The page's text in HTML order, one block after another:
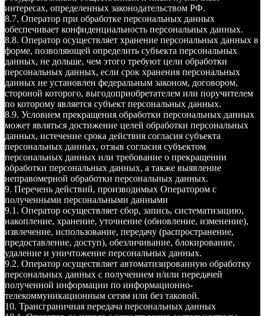
интересах, определенных законодательством РФ.
8.7. Оператор при обработке персональных данных
обеспечивает конфиденциальность персональных данных.
8.8. Оператор осуществляет хранение персональных данных в
форме, позволяющей определить субъекта персональных
данных, не дольше, чем этого требуют цели обработки
персональных данных, если срок хранения персональных
данных не установлен федеральным законом, договором,
стороной которого, выгодоприобретателем или поручителем
по которому является субъект персональных данных.
8.9. Условием прекращения обработки персональных данных
может являться достижение целей обработки персональных
данных, истечение срока действия согласия субъекта
персональных данных, отзыв согласия субъектом
персональных данных или требование о прекращении
обработки персональных данных, а также выявление
неправомерной обработки персональных данных.
9. Перечень действий, производимых Оператором с
полученными персональными данными
9.1. Оператор осуществляет сбор, запись, систематизацию,
накопление, хранение, уточнение (обновление, изменение),
извлечение, использование, передачу (распространение,
предоставление, доступ), обезличивание, блокирование,
удаление и уничтожение персональных данных.
9.2. Оператор осуществляет автоматизированную обработку
персональных данных с получением и/или передачей
полученной информации по информационно-
телекоммуникационным сетям или без таковой.
10. Трансграничная передача персональных данных